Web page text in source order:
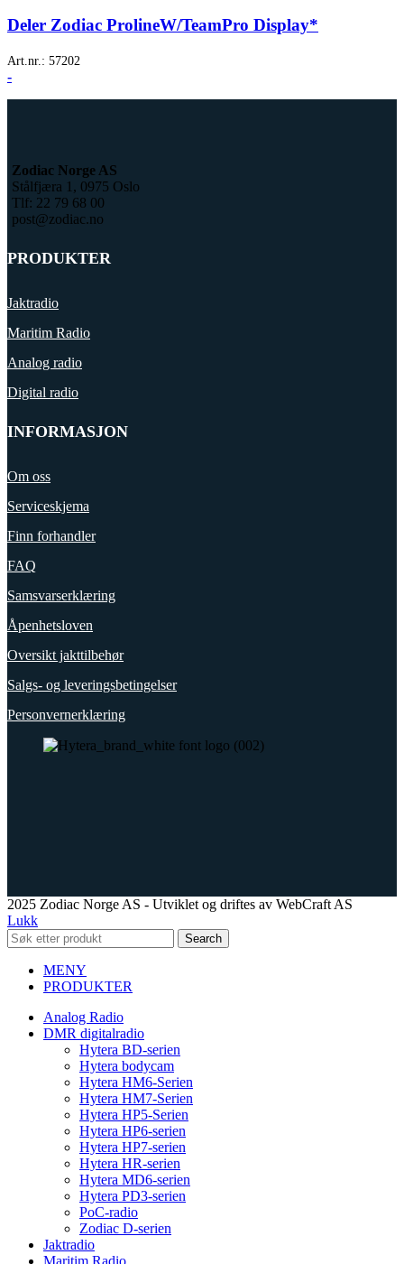
Deler Zodiac ProlineW/TeamPro Display*
Art.nr.: 57202
-
Zodiac Norge AS
Stålfjæra 1, 0975 Oslo
Tlf: 22 79 68 00
post@zodiac.no
PRODUKTER
Jaktradio
Maritim Radio
Analog radio
Digital radio
INFORMASJON
Om oss
Serviceskjema
Finn forhandler
FAQ
Samsvarserklæring
Åpenhetsloven
Oversikt jakttilbehør
Salgs- og leveringsbetingelser
Personvernerklæring
2025 Zodiac Norge AS - Utviklet og driftes av WebCraft AS
Lukk
Search
MENY
PRODUKTER
Analog Radio
DMR digitalradio
Hytera BD-serien
Hytera bodycam
Hytera HM6-Serien
Hytera HM7-Serien
Hytera HP5-Serien
Hytera HP6-serien
Hytera HP7-serien
Hytera HR-serien
Hytera MD6-serien
Hytera PD3-serien
PoC-radio
Zodiac D-serien
Jaktradio
Maritim Radio